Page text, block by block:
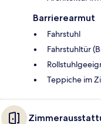
Barrierearmut
Fahrstuhl
Fahrstuhltür
Teppiche im